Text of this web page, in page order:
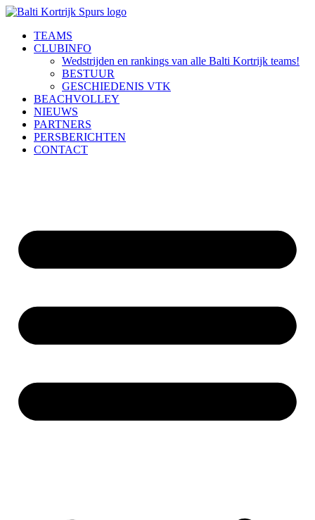
Ga
inhoud
TEAMS
CLUBINFO
Wedstrijden en rankings van alle Balti Kortrijk teams!
BESTUUR
GESCHIEDENIS VTK
BEACHVOLLEY
NIEUWS
PARTNERS
PERSBERICHTEN
CONTACT